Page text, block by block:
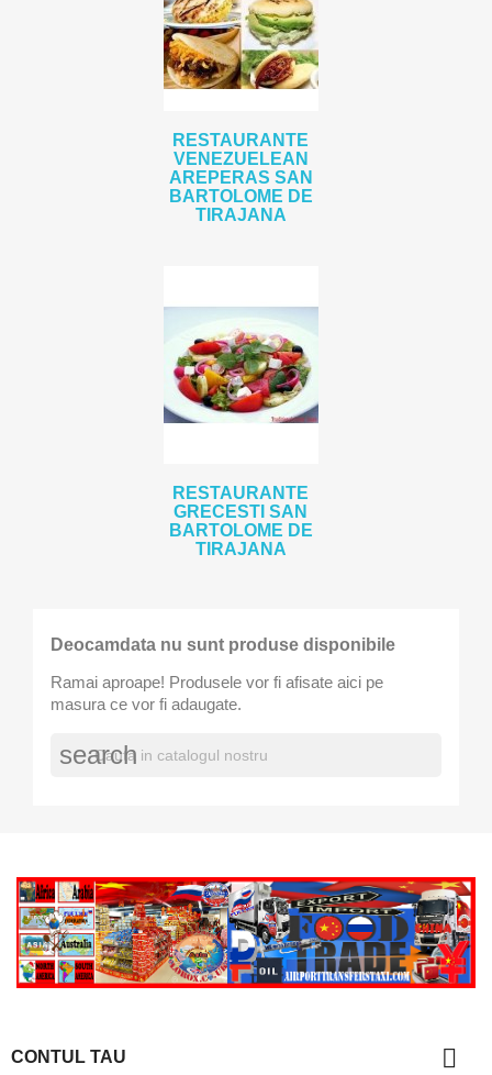
RESTAURANTE
VENEZUELEAN
AREPERAS SAN
BARTOLOME DE
TIRAJANA
RESTAURANTE
GRECESTI SAN
BARTOLOME DE
TIRAJANA
Deocamdata nu sunt produse disponibile
Ramai aproape! Produsele vor fi afisate aici pe
masura ce vor fi adaugate.
search
CONTUL TAU 